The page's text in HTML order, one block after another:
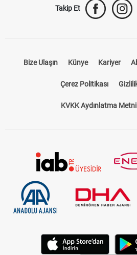
Takip Et
Bize Ulaşın Künye Kariyer
Çerez Politikası
KVKK Aydınlatma